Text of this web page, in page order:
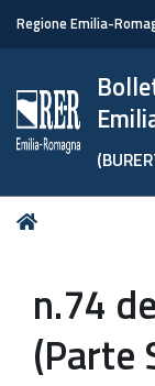
Regione Emilia-
Tu
n.74
(Parte